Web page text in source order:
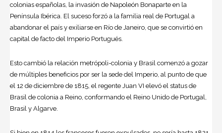
colonias españolas, la invasión de Napoleón Bonaparte en la
Península Ibérica. El suceso forzó a la familia real de Portugal a
abandonar el país y exiliarse en Río de Janeiro, que se convirtió en
capital de facto del Imperio Portugués.
Esto cambió la relación metrópoli-colonia y Brasil comenzó a gozar
de múltiples beneficios por ser la sede del Imperio, al punto de que
el 12 de diciembre de 1815, el regente Juan VI elevó el status de
Brasil de colonia a Reino, conformando el Reino Unido de Portugal,
Brasil y Algarve.